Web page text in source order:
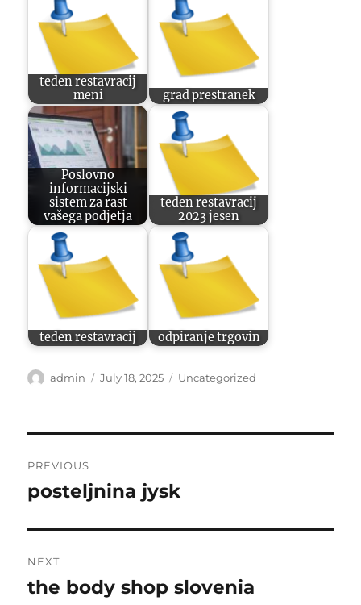
teden restavracij
meni
grad prestranek
Poslovno
informacijski
sistem za rast
vašega podjetja
teden restavracij
2023 jesen
teden restavracij odpiranje trgovin
Author
admin
Posted
July 18, 2025 Categories
Uncategorized
navigation
PREVIOUS
Previous
posteljnina jysk
NEXT
Next
the body shop slovenia